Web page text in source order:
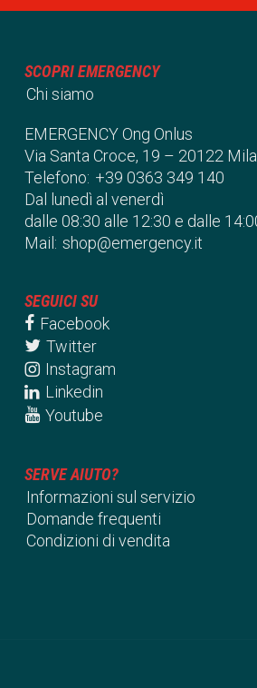
SCOPRI EMERGENCY
Chi siamo
EMERGENCY Ong Onlus
Via Santa Croce, 19 – 20122
Telefono: +39 0363 349 140
Dal lunedì al venerdì
dalle 08:30 alle 12:30 e dalle
Mail: shop@emergency.it
SEGUICI SU
Facebook
Twitter
Instagram
Linkedin
Youtube
SERVE AIUTO?
Informazioni sul servizio
Domande frequenti
Condizioni di vendita